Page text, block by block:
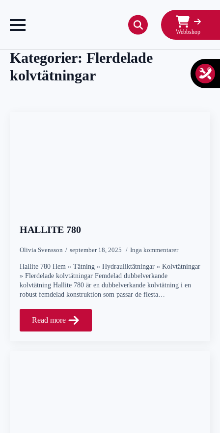
for:
Webbshop
Kategorier: Flerdelade
kolvtätningar
HALLITE 780
Olivia Svensson september 18, 2025 Inga kommentarer
Hallite 780 Hem » Tätning » Hydrauliktätningar » Kolvtätningar
» Flerdelade kolvtätningar Femdelad dubbelverkande
kolvtätning Hallite 780 är en dubbelverkande kolvtätning i en
robust femdelad konstruktion som passar de flesta…
Read more